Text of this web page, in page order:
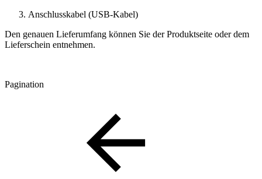
Anschlusskabel (USB-Kabel)
Den genauen Lieferumfang können Sie der Produktseite oder dem
Lieferschein entnehmen.
Pagination